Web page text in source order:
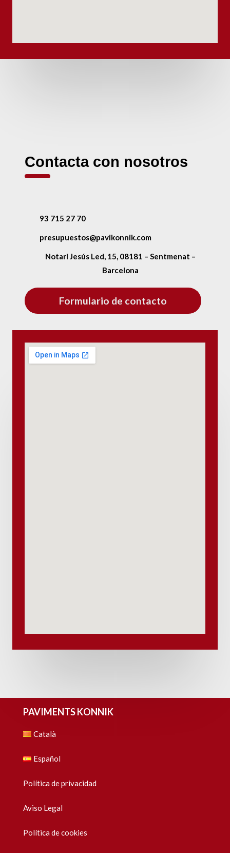
Contacta con nosotros
93 715 27 70
presupuestos@pavikonnik.com
Notari Jesús Led, 15, 08181 – Sentmenat –
Barcelona
Formulario de contacto
PAVIMENTS KONNIK
Català
Español
Política de privacidad
Aviso Legal
Política de cookies